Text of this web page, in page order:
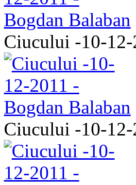
Ciucului -10-12-
Ciucului -10-12-